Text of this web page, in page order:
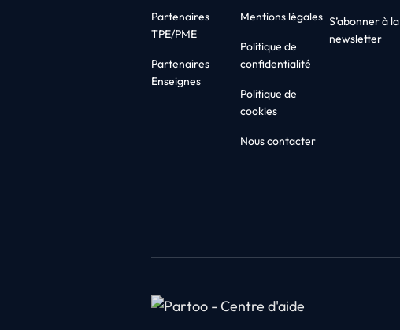
Partenaires
TPE/PME
Partenaires
Enseignes
Mentions légales
Politique de
confidentialité
Politique de
cookies
Nous contacter
S’abonner à la
newsletter